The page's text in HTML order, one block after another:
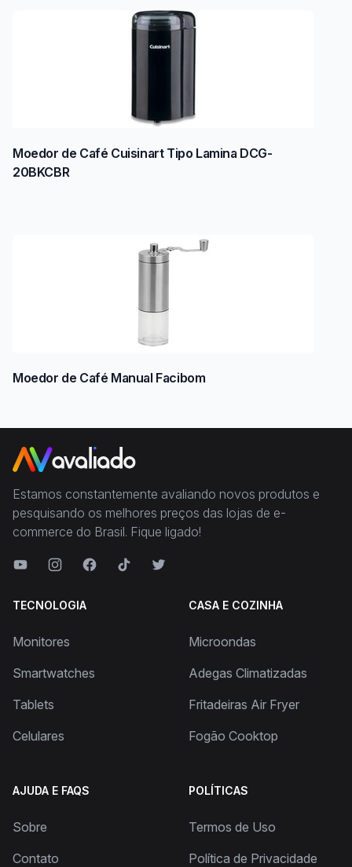
Moedor de Café Cuisinart Tipo Lamina DCG-
20BKCBR
Moedor de Café Manual Facibom
Estamos constantemente avaliando novos produtos e
pesquisando os melhores preços das lojas de e-
commerce do Brasil. Fique ligado!
TECNOLOGIA
Monitores
Smartwatches
Tablets
Celulares
CASA E COZINHA
Microondas
Adegas Climatizadas
Fritadeiras Air Fryer
Fogão Cooktop
AJUDA E FAQS
Sobre
Contato
POLÍTICAS
Termos de Uso
Política de Privacidade